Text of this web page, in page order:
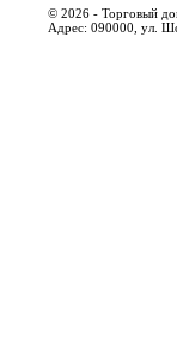
© 2026 - Торговый
Адрес: 090000, ул.